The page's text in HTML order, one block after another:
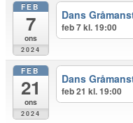
FEB
7
ons
2024
Dans
feb 7 kl. 19:00
FEB
21
ons
2024
Dans
feb 21 kl. 19:00